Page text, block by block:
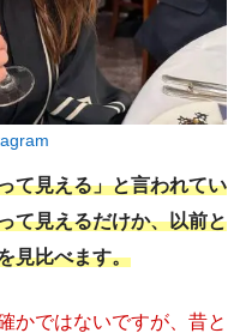
て見える」と言われてい
て見えるだけか、以前と
見比べます。
かではないですが、昔と